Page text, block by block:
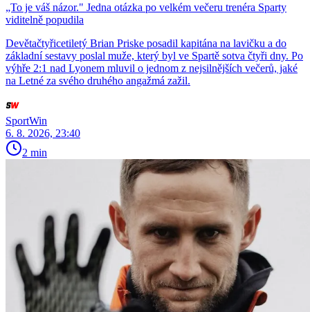
„To je váš názor." Jedna otázka po velkém večeru trenéra Sparty
viditelně popudila
Devětačtyřicetiletý Brian Priske posadil kapitána na lavičku a do
základní sestavy poslal muže, který byl ve Spartě sotva čtyři dny. Po
výhře 2:1 nad Lyonem mluvil o jednom z nejsilnějších večerů, jaké
na Letné za svého druhého angažmá zažil.
SportWin
6. 8. 2026, 23:40
2 min